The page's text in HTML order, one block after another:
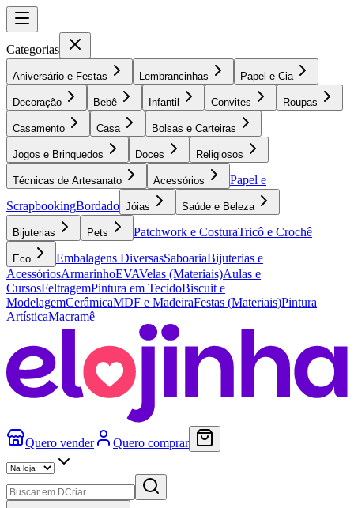
Categorias
Aniversário e Festas Lembrancinhas Papel e Cia
Decoração Bebê Infantil Convites Roupas
Casamento Casa Bolsas e Carteiras
Jogos e Brinquedos Doces Religiosos
Técnicas de Artesanato Acessórios
Papel e
ScrapbookingBordado Jóias Saúde e Beleza
Bijuterias Pets Patchwork e CosturaTricô e Crochê
Eco Embalagens DiversasSaboariaBijuterias e
AcessóriosArmarinhoEVAVelas (Materiais)Aulas e
CursosFeltragemPintura em TecidoBiscuit e
ModelagemCerâmicaMDF e MadeiraFestas (Materiais)Pintura
ArtísticaMacramê
Quero vender Quero comprar